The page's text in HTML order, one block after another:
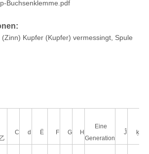
Wire-to-Board-HRB-Steckverbinder-Stiftleiste GWT Wire-to-Board-Header GWT
Buchsenklemme.pdf
Kupfer (Kupfer) vermessingt, Spule
C d Ë F G H
Eine
Generation
Ĵ ķ